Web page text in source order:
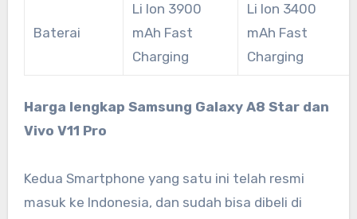
Baterai
Li Ion 3900
mAh Fast
Charging
Li Ion 3400
mAh Fast
Charging
Harga lengkap Samsung Galaxy A8 Star dan
Vivo V11 Pro
Kedua Smartphone yang satu ini telah resmi
masuk ke Indonesia, dan sudah bisa dibeli di